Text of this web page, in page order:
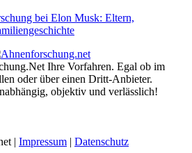
bei Elon Musk: Eltern,
Ihre Vorfahren. Egal ob im
oder über einen Dritt-Anbieter.
objektiv und verlässlich!
| Impressum | Datenschutz